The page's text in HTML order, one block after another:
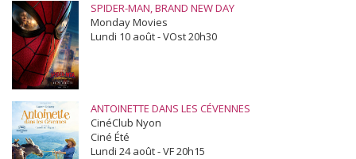
SPIDER-MAN, BRAND NEW DAY
Monday Movies
Lundi 10 août - VOst 20h30
ANTOINETTE DANS LES CÉVENNES
CinéClub Nyon
Ciné Été
Lundi 24 août - VF 20h15